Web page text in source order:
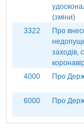
(зміни)
3322
Про
заходів,
4000
Про
6000 Про